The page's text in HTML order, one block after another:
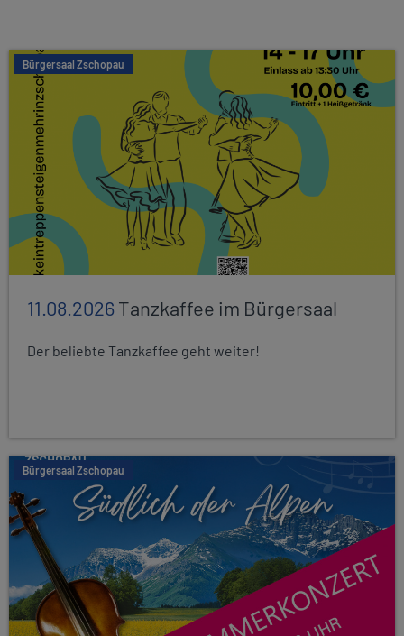
Bürgersaal Zschopau
11.08.2026Tanzkaffee im Bürgersaal
Der beliebte Tanzkaffee geht weiter!
Bürgersaal Zschopau